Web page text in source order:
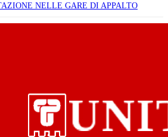
NELLE GARE DI APPALTO